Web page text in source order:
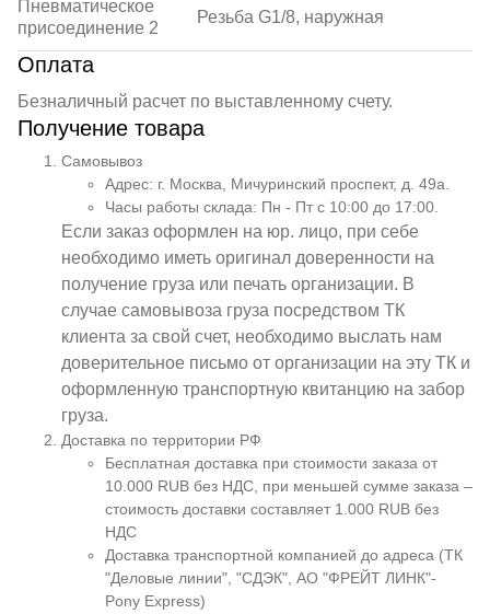
Пневматическое
присоединение 2
Резьба G1/8, наружная
Оплата
Безналичный расчет по выставленному счету.
Получение товара
Самовывоз
Адрес: г. Москва, Мичуринский проспект, д. 49а.
Часы работы склада: Пн - Пт с 10:00 до 17:00.
Если заказ оформлен на юр. лицо, при себе
необходимо иметь оригинал доверенности на
получение груза или печать организации. В
случае самовывоза груза посредством ТК
клиента за свой счет, необходимо выслать нам
доверительное письмо от организации на эту ТК и
оформленную транспортную квитанцию на забор
груза.
Доставка по территории РФ
Бесплатная доставка при стоимости заказа от
10.000 RUB без НДС, при меньшей сумме заказа –
стоимость доставки составляет 1.000 RUB без
НДС
Доставка транспортной компанией до адреса (ТК
"Деловые линии", "СДЭК", АО "ФРЕЙТ ЛИНК"-
Pony Express)